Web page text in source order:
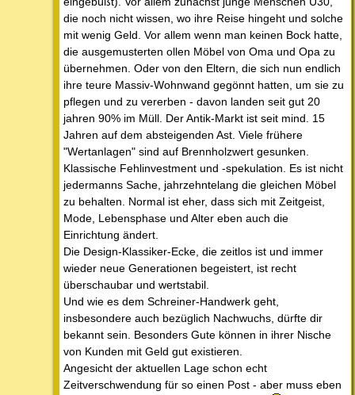
die noch nicht wissen, wo ihre Reise hingeht und solche
mit wenig Geld. Vor allem wenn man keinen Bock hatte,
die ausgemusterten ollen Möbel von Oma und Opa zu
übernehmen. Oder von den Eltern, die sich nun endlich
ihre teure Massiv-Wohnwand gegönnt hatten, um sie zu
pflegen und zu vererben - davon landen seit gut 20
jahren 90% im Müll. Der Antik-Markt ist seit mind. 15
Jahren auf dem absteigenden Ast. Viele frühere
"Wertanlagen" sind auf Brennholzwert gesunken.
Klassische Fehlinvestment und -spekulation. Es ist nicht
jedermanns Sache, jahrzehntelang die gleichen Möbel
zu behalten. Normal ist eher, dass sich mit Zeitgeist,
Mode, Lebensphase und Alter eben auch die
Einrichtung ändert.
Die Design-Klassiker-Ecke, die zeitlos ist und immer
wieder neue Generationen begeistert, ist recht
überschaubar und wertstabil.
Und wie es dem Schreiner-Handwerk geht,
insbesondere auch bezüglich Nachwuchs, dürfte dir
bekannt sein. Besonders Gute können in ihrer Nische
von Kunden mit Geld gut existieren.
Angesicht der aktuellen Lage schon echt
Zeitverschwendung für so einen Post - aber muss eben